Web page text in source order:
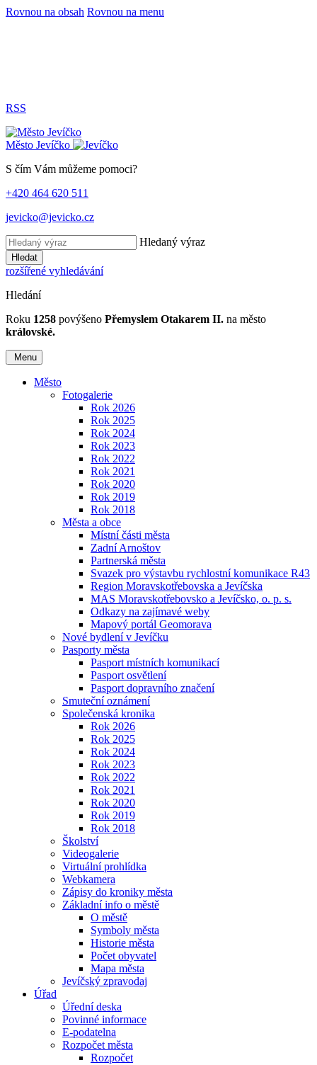
Rovnou na obsah Rovnou na menu
RSS
Město Jevíčko
S čím Vám můžeme pomoci?
+420 464 620 511
jevicko@jevicko.cz
Hledaný výraz
Hledat
rozšířené vyhledávání
Hledání
Roku 1258 povýšeno Přemyslem Otakarem II. na město
královské.
Menu
Město
Fotogalerie
Rok 2026
Rok 2025
Rok 2024
Rok 2023
Rok 2022
Rok 2021
Rok 2020
Rok 2019
Rok 2018
Města a obce
Místní části města
Zadní Arnoštov
Partnerská města
Svazek pro výstavbu rychlostní komunikace R43
Region Moravskotřebovska a Jevíčska
MAS Moravskotřebovsko a Jevíčsko, o. p. s.
Odkazy na zajímavé weby
Mapový portál Geomorava
Nové bydlení v Jevíčku
Pasporty města
Pasport místních komunikací
Pasport osvětlení
Pasport dopravního značení
Smuteční oznámení
Společenská kronika
Rok 2026
Rok 2025
Rok 2024
Rok 2023
Rok 2022
Rok 2021
Rok 2020
Rok 2019
Rok 2018
Školství
Videogalerie
Virtuální prohlídka
Webkamera
Zápisy do kroniky města
Základní info o městě
O městě
Symboly města
Historie města
Počet obyvatel
Mapa města
Jevíčský zpravodaj
Úřad
Úřední deska
Povinné informace
E-podatelna
Rozpočet města
Rozpočet